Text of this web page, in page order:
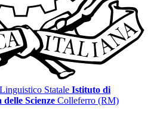
Statale Istituto di
Scienze Colleferro (RM)